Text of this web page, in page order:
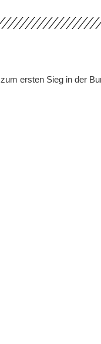
ersten Sieg in der